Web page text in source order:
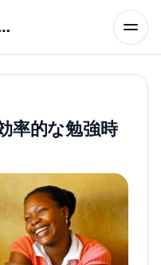
なるまでのステップ＆スケジュール
率的な勉強時